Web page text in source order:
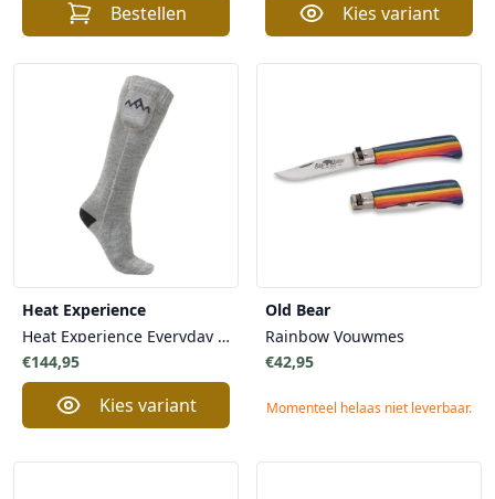
Bestellen Kies variant
Heat Experience
Heat Experience Everyday Verwarmde Sokken Unisex - Oplaadbare Batterijen Ultiem Comfort
€144,95
Kies variant
Old Bear
Rainbow Vouwmes
€42,95
Momenteel helaas niet leverbaar.